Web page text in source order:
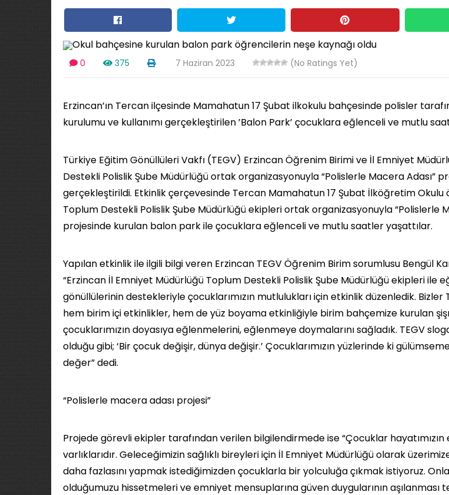
0 375 7 Haziran 2023 (No Ratings Yet)
Erzincan’ın Tercan ilçesinde Mamahatun 17 Şubat ilkokulu bahçesinde polisler
kurulumu ve kullanımı gerçekleştirilen ’Balon Park’ çocuklara eğlenceli ve mutlu
Türkiye Eğitim Gönüllüleri Vakfı (TEGV) Erzincan Öğrenim Birimi ve İl Emniyet
Destekli Polislik Şube Müdürlüğü ortak organizasyonuyla “Polislerle Macera Adası”
gerçekleştirildi. Etkinlik çerçevesinde Tercan Mamahatun 17 Şubat İlköğretim Okulu
Toplum Destekli Polislik Şube Müdürlüğü ekipleri ortak organizasyonuyla “Polislerle
projesinde kurulan balon park ile çocuklara eğlenceli ve mutlu saatler yaşattılar.
Yapılan etkinlik ile ilgili bilgi veren Erzincan TEGV Öğrenim Birim sorumlusu Bengül
“Erzincan İl Emniyet Müdürlüğü Toplum Destekli Polislik Şube Müdürlüğü ekipleri ile
gönüllülerinin destekleriyle çocuklarımızın mutlulukları için etkinlik düzenledik. Bizler
hem birim içi etkinlikler, hem de yüz boyama etkinliğiyle birim bahçemize kurulan
çocuklarımızın doyasıya eğlenmelerini, eğlenmeye doymalarını sağladık. TEGV
olduğu gibi; ‘Bir çocuk değişir, dünya değişir.’ Çocuklarımızın yüzlerinde ki
değer” dedi.
“Polislerle macera adası projesi”
Projede görevli ekipler tarafından verilen bilgilendirmede ise “Çocuklar
varlıklarıdır. Geleceğimizin sağlıklı bireyleri için İl Emniyet Müdürlüğü olarak
daha fazlasını yapmak istediğimizden çocuklarla bir yolculuğa çıkmak istiyoruz.
olduğumuzu hissetmeleri ve emniyet mensuplarına güven duygularının aşılanması